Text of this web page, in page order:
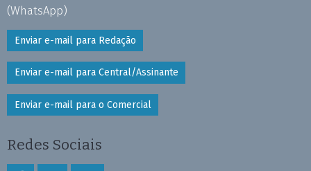
(WhatsApp)
Enviar e-mail para Redação
Enviar e-mail para Central/Assinante
Enviar e-mail para o Comercial
Redes Sociais